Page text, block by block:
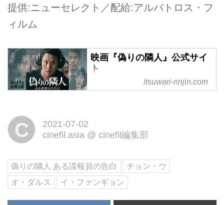
提供:ニューセレクト／配給:アルバトロス・フ
ィルム
映画『偽りの隣人』公式サイ
ト
韓国初登場1位！『7番房の奇跡』
国家を揺るがせた男たちの”正
ペンス 9月17日（金）よりシネ
マート新宿ほか全国公開！
itsuwari-rinjin.com
C
2021-07-02
cinefil.asia @ cinefil編集部
偽りの隣人 ある諜報員の告白
チョン・ウ
オ・ダルス
イ・ファンギョン